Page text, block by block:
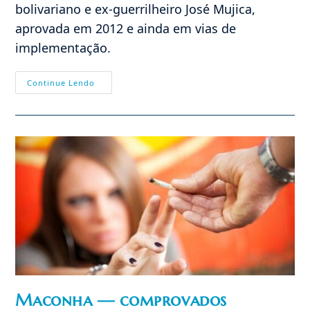
bolivariano e ex-guerrilheiro José Mujica,
aprovada em 2012 e ainda em vias de
implementação.
Continue Lendo
Vendedoras
Dos
Narcotraficantes
Maconha — comprovados